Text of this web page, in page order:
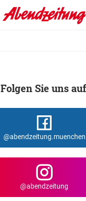
Folgen Sie uns
@abendzeitung.muenchen
@abendzeitung